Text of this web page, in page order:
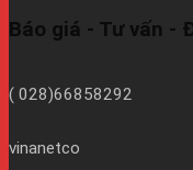
Báo giá - Tư vấn -
( 028)66858292
vinanetco